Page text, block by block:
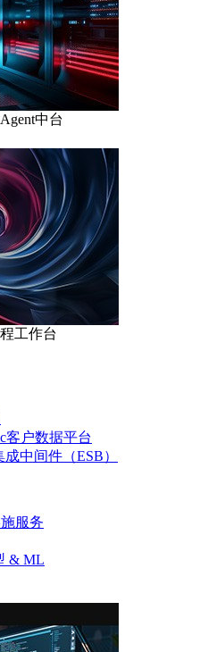
中台
工作台
客户数据平台
中间件（ESB）
服务
& ML